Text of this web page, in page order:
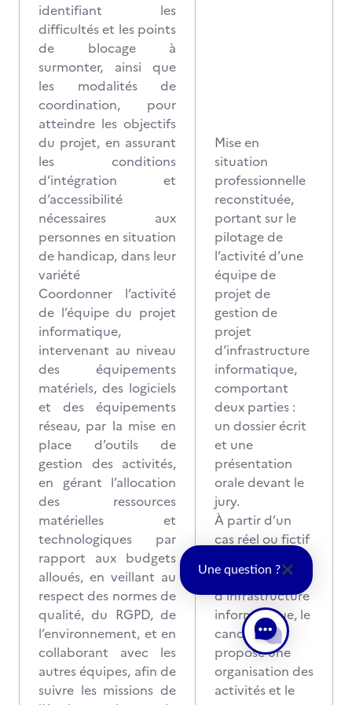
identifiant les
difficultés et les points
de blocage à
surmonter, ainsi que
les modalités de
coordination, pour
atteindre les objectifs
du projet, en assurant
les conditions
d’intégration et
d’accessibilité
nécessaires aux
personnes en situation
de handicap, dans leur
variété
Coordonner l’activité
de l’équipe du projet
informatique,
intervenant au niveau
des équipements
matériels, des logiciels
et des équipements
réseau, par la mise en
place d’outils de
gestion des activités,
en gérant l’allocation
des ressources
matérielles et
technologiques par
rapport aux budgets
alloués, en veillant au
respect des normes de
qualité, du RGPD, de
l’environnement, et en
collaborant avec les
autres équipes, afin de
suivre les missions de
Mise en
situation
professionnelle
reconstituée,
portant sur le
pilotage de
l’activité d’une
équipe de
projet de
gestion de
projet
d’infrastructure
informatique,
comportant
deux parties :
un dossier écrit
et une
présentation
orale devant le
jury.
À partir d’un
cas réel ou fictif
solution
d’infrastructure
informatique, le
candidat
propose une
organisation des
activités et le
Une question ?